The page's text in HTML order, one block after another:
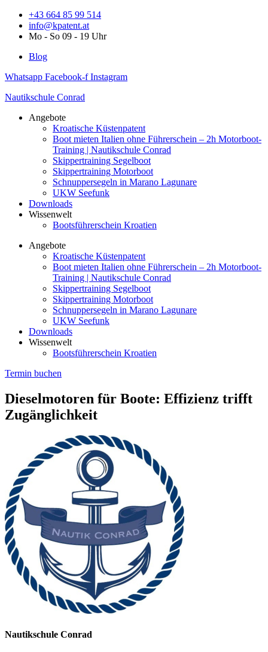
Zum
Inhalt
springen
+43 664 85 99 514
info@kpatent.at
Mo - So 09 - 19 Uhr
Blog
Whatsapp Facebook-f Instagram
Nautikschule Conrad
Angebote
Kroatische Küstenpatent
Boot mieten Italien ohne Führerschein – 2h Motorboot-
Training | Nautikschule Conrad
Skippertraining Segelboot
Skippertraining Motorboot
Schnuppersegeln in Marano Lagunare
UKW Seefunk
Downloads
Wissenwelt
Bootsführerschein Kroatien
Angebote
Kroatische Küstenpatent
Boot mieten Italien ohne Führerschein – 2h Motorboot-
Training | Nautikschule Conrad
Skippertraining Segelboot
Skippertraining Motorboot
Schnuppersegeln in Marano Lagunare
UKW Seefunk
Downloads
Wissenwelt
Bootsführerschein Kroatien
Termin buchen
Dieselmotoren für Boote: Effizienz trifft
Zugänglichkeit
Nautikschule Conrad